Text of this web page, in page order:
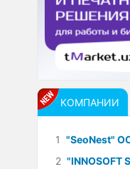
КОМПАНИИ
1 "SeoNest"
2 "INNOSOFT